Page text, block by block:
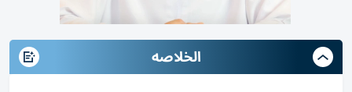
الخلاصه